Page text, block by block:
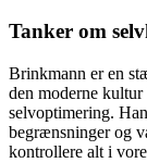
Tanker om
Brinkmann er en
den moderne
selvoptimering.
begrænsninger og
kontrollere alt i